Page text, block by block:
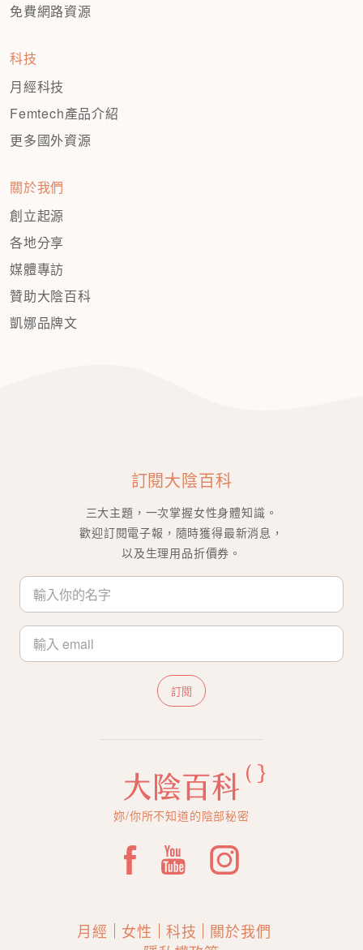
免費網路資源
科技
月經科技
Femtech產品介紹
更多國外資源
關於我們
創立起源
各地分享
媒體專訪
贊助大陰百科
凱娜品牌文
訂閱大陰百科
三大主題，一次掌握女性身體知識。
歡迎訂閱電子報，隨時獲得最新消息，
以及生理用品折價券。
訂閱
妳/你所不知道的陰部秘密
月經 女性 科技
關於我們